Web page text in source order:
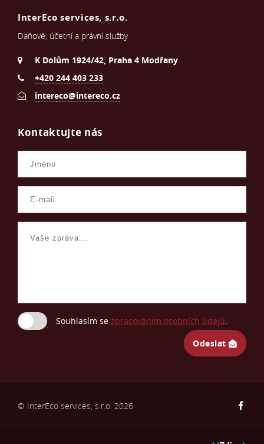
InterEco services, s.r.o.
Daňové, účetní a právní služby
K Dolům 1924/42, Praha 4 Modřany
+420 244 403 233
intereco@intereco.cz
Kontaktujte nás
Souhlasím se zpracováním osobních údajů.
Odeslat
© InterEco services, s.r.o. 2026